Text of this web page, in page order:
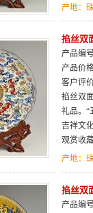
产地：
掐丝双
产品编
产品价
客户评
掐丝双
礼品。“
吉祥文
观赏收
产地：
掐丝双
产品编